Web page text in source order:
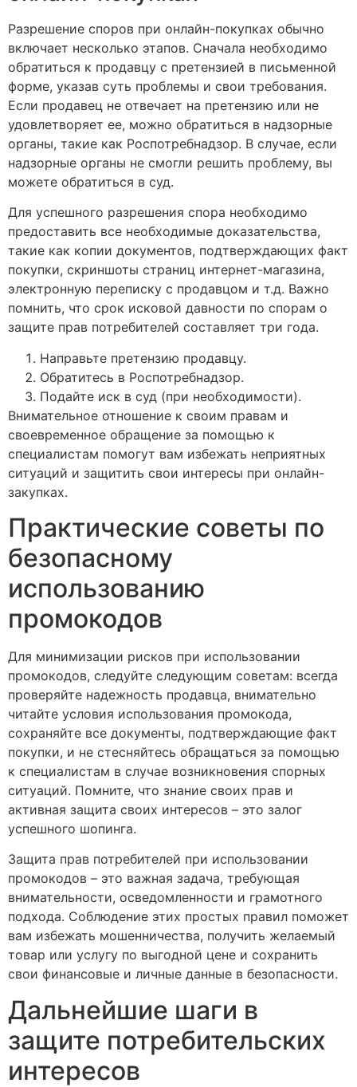
Разрешение споров при онлайн-покупках обычно
включает несколько этапов. Сначала необходимо
обратиться к продавцу с претензией в письменной
форме, указав суть проблемы и свои требования.
Если продавец не отвечает на претензию или не
удовлетворяет ее, можно обратиться в надзорные
органы, такие как Роспотребнадзор. В случае, если
надзорные органы не смогли решить проблему, вы
можете обратиться в суд.
Для успешного разрешения спора необходимо
предоставить все необходимые доказательства,
такие как копии документов, подтверждающих факт
покупки, скриншоты страниц интернет-магазина,
электронную переписку с продавцом и т.д. Важно
помнить, что срок исковой давности по спорам о
защите прав потребителей составляет три года.
Направьте претензию продавцу.
Обратитесь в Роспотребнадзор.
Подайте иск в суд (при необходимости).
Внимательное отношение к своим правам и
своевременное обращение за помощью к
специалистам помогут вам избежать неприятных
ситуаций и защитить свои интересы при онлайн-
закупках.
Практические советы по
безопасному
использованию
промокодов
Для минимизации рисков при использовании
промокодов, следуйте следующим советам: всегда
проверяйте надежность продавца, внимательно
читайте условия использования промокода,
сохраняйте все документы, подтверждающие факт
покупки, и не стесняйтесь обращаться за помощью
к специалистам в случае возникновения спорных
ситуаций. Помните, что знание своих прав и
активная защита своих интересов – это залог
успешного шопинга.
Защита прав потребителей при использовании
промокодов – это важная задача, требующая
внимательности, осведомленности и грамотного
подхода. Соблюдение этих простых правил поможет
вам избежать мошенничества, получить желаемый
товар или услугу по выгодной цене и сохранить
свои финансовые и личные данные в безопасности.
Дальнейшие шаги в
защите потребительских
интересов